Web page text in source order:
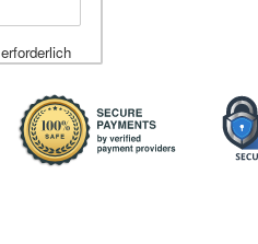
erforderlich